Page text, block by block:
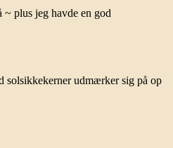
plus jeg havde en god
solsikkekerner udmærker sig på op